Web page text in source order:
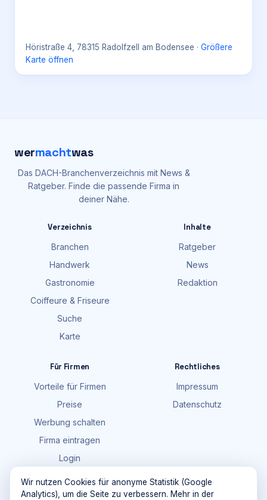
Höristraße 4, 78315 Radolfzell am Bodensee · Größere
Karte öffnen
wermachtwas
Das DACH-Branchenverzeichnis mit News &
Ratgeber. Finde die passende Firma in
deiner Nähe.
Verzeichnis
Branchen
Handwerk
Gastronomie
Coiffeure & Friseure
Suche
Karte
Inhalte
Ratgeber
News
Redaktion
Für Firmen
Vorteile für Firmen
Preise
Werbung schalten
Firma eintragen
Login
Rechtliches
Impressum
Datenschutz
Wir nutzen Cookies für anonyme Statistik (Google
Analytics), um die Seite zu verbessern. Mehr in der